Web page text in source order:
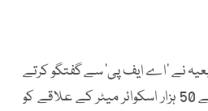
نے ’اے ایف پی‘ سے گفتگو کرتے
ہوئے بتایا کہ حجاج کے لیے 50 ہزار اسکوائر میٹر کے علاقے کو